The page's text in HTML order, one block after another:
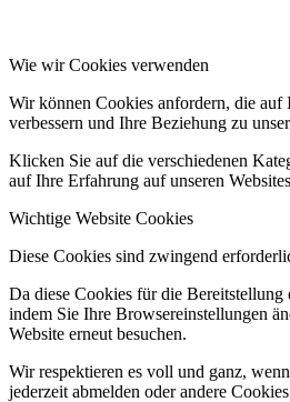
Wie wir Cookies verwenden
Wir können Cookies anfordern, die auf
verbessern und Ihre Beziehung zu
Klicken Sie auf die verschiedenen
auf Ihre Erfahrung auf unseren
Wichtige Website Cookies
Diese Cookies sind zwingend
Da diese Cookies für die
indem Sie Ihre Browsereinstellungen
Website erneut besuchen.
Wir respektieren es voll und ganz,
jederzeit abmelden oder andere